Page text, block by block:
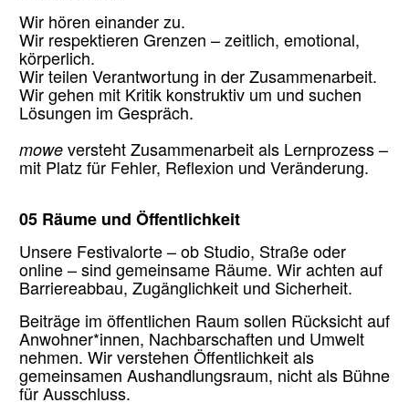
Wir hören einander zu.
Wir respektieren Grenzen – zeitlich, emotional,
körperlich.
Wir teilen Verantwortung in der Zusammenarbeit.
Wir gehen mit Kritik konstruktiv um und suchen
Lösungen im Gespräch.
mowe versteht Zusammenarbeit als Lernprozess –
mit Platz für Fehler, Reflexion und Veränderung.
05 Räume und Öffentlichkeit
Unsere Festivalorte – ob Studio, Straße oder
online – sind gemeinsame Räume. Wir achten auf
Barriereabbau, Zugänglichkeit und Sicherheit.
Beiträge im öffentlichen Raum sollen Rücksicht auf
Anwohner*innen, Nachbarschaften und Umwelt
nehmen. Wir verstehen Öffentlichkeit als
gemeinsamen Aushandlungsraum, nicht als Bühne
für Ausschluss.